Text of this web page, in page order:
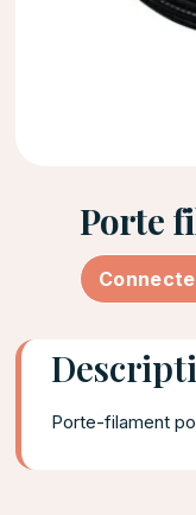
Porte
Porte-filament